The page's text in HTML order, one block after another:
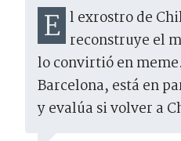
El exrostro de Chilevisión reconstruye el
lo convirtió en
Barcelona, está en
y evalúa si volver a